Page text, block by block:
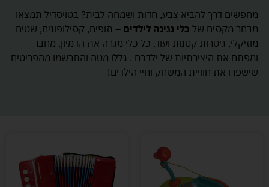
מחפשים דרך להביא צבע, חדות ושמחה לבית? בטויסדיל תמצאו
מבחר מקסים של כלי נגינה לילדים – תופים, קסילופונים, שטיח
מוזיקלי, גיטרות קטנות ועוד. כל כלי מגרה את הדמיון, מחבר
ומפתח את היצירתיות של ילדכם . גללו מטה והתרשמו מהפריטים
שישפרו את חוויית המשחק וחיי הילדים!